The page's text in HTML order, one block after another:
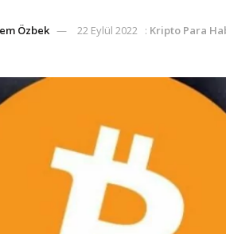
Özbek 22 Eylül 2022 : Kripto Para